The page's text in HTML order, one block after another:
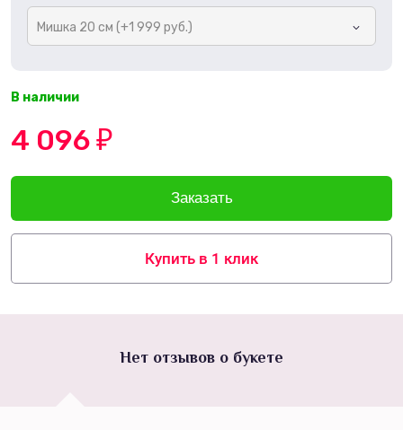
Мишка 20 см (+1 999 руб.)
В наличии
4 096 ₽
Купить в 1 клик
Нет отзывов о букете